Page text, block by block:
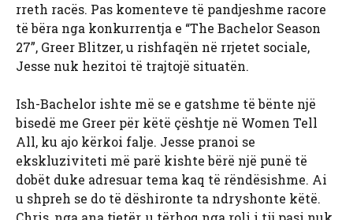
rreth racës. Pas komenteve të pandjeshme racore
të bëra nga konkurrentja e “The Bachelor Season
27”, Greer Blitzer, u rishfaqën në rrjetet sociale,
Jesse nuk hezitoi të trajtojë situatën.
Ish-Bachelor ishte më se e gatshme të bënte një
bisedë me Greer për këtë çështje në Women Tell
All, ku ajo kërkoi falje. Jesse pranoi se
ekskluziviteti më parë kishte bërë një punë të
dobët duke adresuar tema kaq të rëndësishme. Ai
u shpreh se do të dëshironte ta ndryshonte këtë.